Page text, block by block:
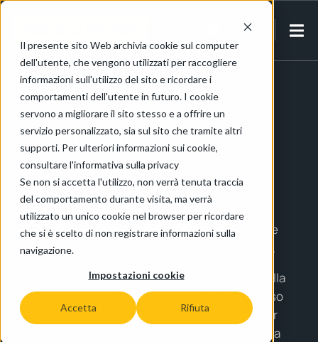
Il presente sito Web archivia cookie sul computer
dell'utente, che vengono utilizzati per raccogliere
informazioni sull'utilizzo del sito e ricordare i
comportamenti dell'utente in futuro. I cookie
servono a migliorare il sito stesso e a offrire un
servizio personalizzato, sia sul sito che tramite altri
supporti. Per ulteriori informazioni sui cookie,
consultare l'informativa sulla privacy
Se non si accetta l'utilizzo, non verrà tenuta traccia
del comportamento durante visita, ma verrà
utilizzato un unico cookie nel browser per ricordare
che si è scelto di non registrare informazioni sulla
navigazione.
Impostazioni cookie
Accetta Rifiuta
IT-IT
Home/ Retail, logistica e stoccaggio
Retail, logistica e
stoccaggio
Ottimizzare i processi dimaterial handling
rappresenta un aspetto fondamentale per molte
aziende dei settori retail,
e stoccaggio.
Anche a causa dell’aumento della domanda e della
carenza di manodopera, i rivenditori fanno ricorso
sempre più spesso ai movimentatori
elettrici per
migliorare la sicurezza e massimizzare l’efficienza